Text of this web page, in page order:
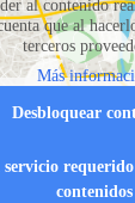
al contenido
que al
terceros
Más
Desbloquear
contenidos